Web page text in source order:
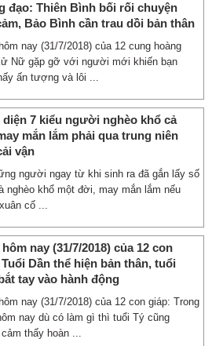
đạo: Thiên Bình bối rối chuyện
Bảo Bình cần trau dồi bản thân
nay (31/7/2018) của 12 cung hoàng
Nữ gặp gỡ với người mới khiến bạn
ấn tượng và lôi ...
diện 7 kiểu người nghèo khổ cả
mắn lắm phải qua trung niên
vận
người ngay từ khi sinh ra đã gắn lấy số
nghèo khổ một đời, may mắn lắm nếu
cố ...
nay (31/7/2018) của 12 con
Dần thể hiện bản thân, tuổi
tay vào hành động
nay (31/7/2018) của 12 con giáp: Trong
nay dù có làm gì thì tuổi Tý cũng
cảm thấy hoàn ...